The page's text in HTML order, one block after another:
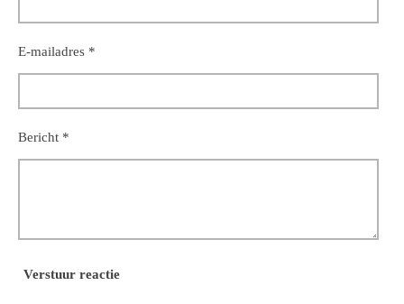
E-mailadres *
Bericht *
Verstuur reactie